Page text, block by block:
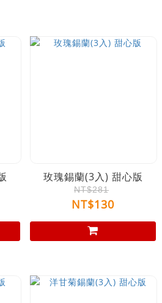
玫瑰錫蘭(3入) 甜心版
NT$281
NT$130